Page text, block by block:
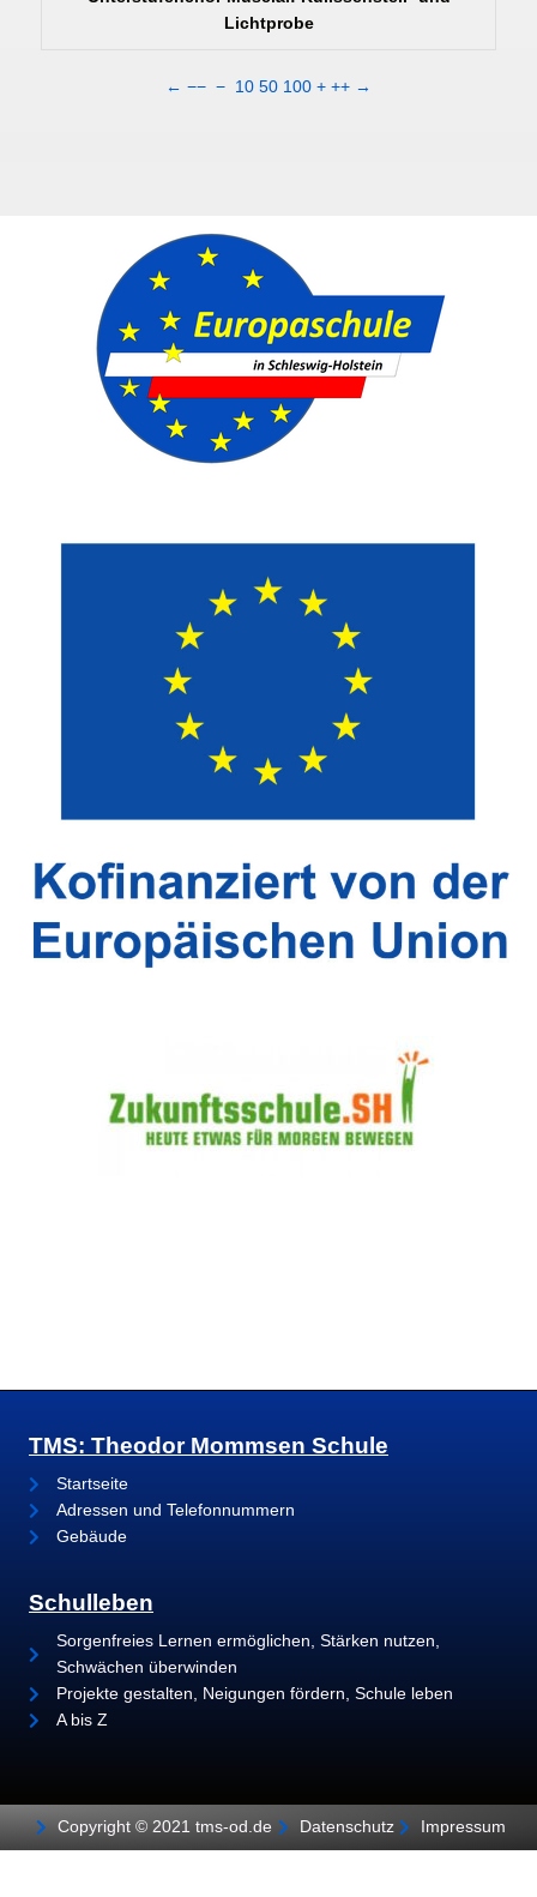
Lichtprobe
← −− − 10 50 100 + ++ →
TMS: Theodor Mommsen Schule
Startseite
Adressen und Telefonnummern
Gebäude
Schulleben
Sorgenfreies Lernen ermöglichen, Stärken nutzen,
Schwächen überwinden
Projekte gestalten, Neigungen fördern, Schule leben
A bis Z
Copyright © 2021 tms-od.de Datenschutz Impressum